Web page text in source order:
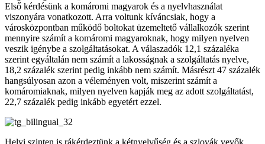
Első kérdésünk a komáromi magyarok és a nyelvhasználat
viszonyára vonatkozott. Arra voltunk kíváncsiak, hogy a
városközpontban működő boltokat üzemeltető vállalkozók szerint
mennyire számít a komáromi magyaroknak, hogy milyen nyelven
veszik igénybe a szolgáltatásokat. A válaszadók 12,1 százaléka
szerint egyáltalán nem számít a lakosságnak a szolgáltatás nyelve,
18,2 százalék szerint pedig inkább nem számít. Másrészt 47 százalék
hangsúlyosan azon a véleményen volt, miszerint számít a
komáromiaknak, milyen nyelven kapják meg az adott szolgáltatást,
22,7 százalék pedig inkább egyetért ezzel.
Helyi szinten is rákérdeztünk a kétnyelvűség és a szlovák vevők